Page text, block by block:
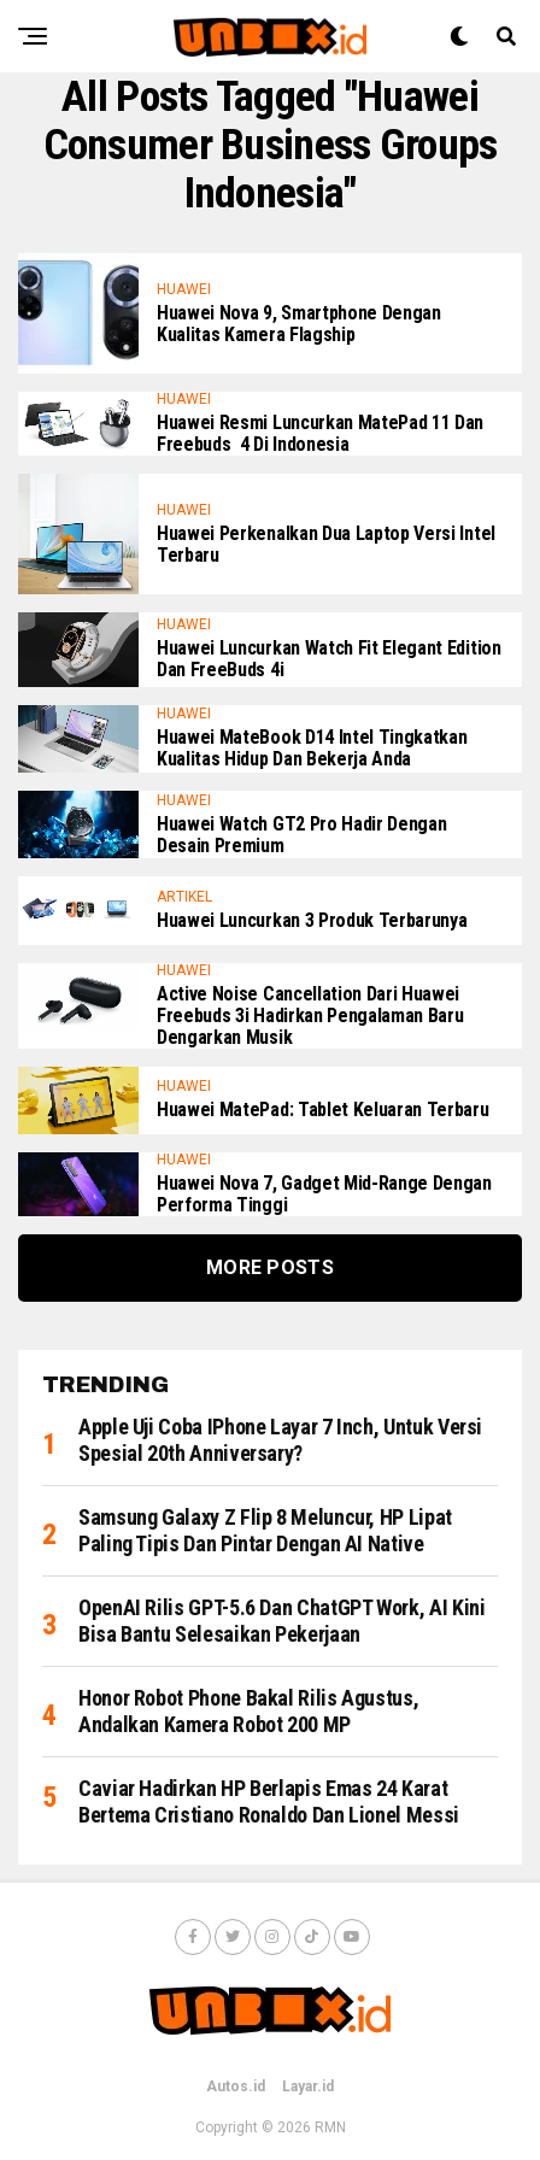
All Posts Tagged "Huawei
Consumer Business Groups
Indonesia"
HUAWEI
Huawei Nova 9, Smartphone Dengan
Kualitas Kamera Flagship
HUAWEI
Huawei Resmi Luncurkan MatePad 11 Dan
Freebuds 4 Di Indonesia
HUAWEI
Huawei Perkenalkan Dua Laptop Versi Intel
Terbaru
HUAWEI
Huawei Luncurkan Watch Fit Elegant Edition
Dan FreeBuds 4i
HUAWEI
Huawei MateBook D14 Intel Tingkatkan
Kualitas Hidup Dan Bekerja Anda
HUAWEI
Huawei Watch GT2 Pro Hadir Dengan
Desain Premium
ARTIKEL
Huawei Luncurkan 3 Produk Terbarunya
HUAWEI
Active Noise Cancellation Dari Huawei
Freebuds 3i Hadirkan Pengalaman Baru
Dengarkan Musik
HUAWEI
Huawei MatePad: Tablet Keluaran Terbaru
HUAWEI
Huawei Nova 7, Gadget Mid-Range Dengan
Performa Tinggi
MORE POSTS
TRENDING
Apple Uji Coba IPhone Layar 7 Inch, Untuk Versi
Spesial 20th Anniversary?
Samsung Galaxy Z Flip 8 Meluncur, HP Lipat
Paling Tipis Dan Pintar Dengan AI Native
OpenAI Rilis GPT-5.6 Dan ChatGPT Work, AI Kini
Bisa Bantu Selesaikan Pekerjaan
Honor Robot Phone Bakal Rilis Agustus,
Andalkan Kamera Robot 200 MP
Caviar Hadirkan HP Berlapis Emas 24 Karat
Bertema Cristiano Ronaldo Dan Lionel Messi
Autos.id Layar.id
Copyright © 2026 RMN